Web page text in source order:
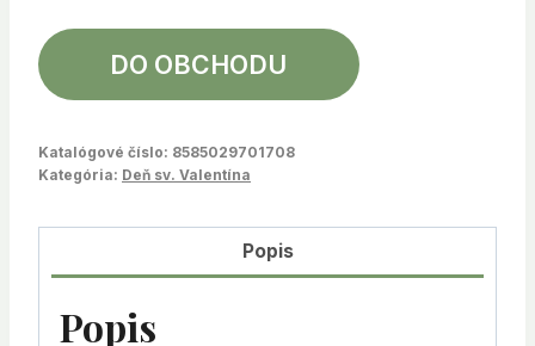
DO OBCHODU
Katalógové číslo: 8585029701708
Kategória: Deň sv. Valentína
Popis
Popis